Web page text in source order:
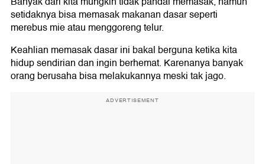
setidaknya bisa memasak makanan dasar seperti
merebus mie atau menggoreng telur.
Keahlian memasak dasar ini bakal berguna ketika kita
hidup sendirian dan ingin berhemat. Karenanya banyak
orang berusaha bisa melakukannya meski tak jago.
ADVERTISEMENT